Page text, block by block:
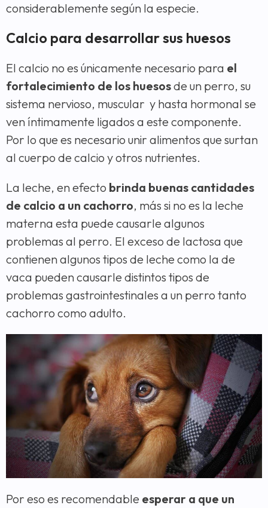
considerablemente según la especie.
Calcio para desarrollar sus huesos
El calcio no es únicamente necesario para el
fortalecimiento de los huesosde un perro, su
sistema nervioso, muscular y hasta hormonal se
ven íntimamente ligados a este componente.
Por lo que es necesario unir alimentos que surtan
al cuerpo de calcio y otros nutrientes.
La leche, en efecto brinda buenas cantidades
de calcio a un cachorro, más si no es la leche
materna esta puede causarle algunos
problemas al perro. El exceso de lactosa que
contienen algunos tipos de leche como la de
vaca pueden causarle distintos tipos de
problemas gastrointestinales a un perro tanto
cachorro como adulto.
Por eso es recomendable esperar a que un